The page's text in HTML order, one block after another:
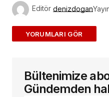
Editör denizdogan
ADD A COMMENT
E-posta adresiniz
alanlar*ile
Bültenimize
Gündemden